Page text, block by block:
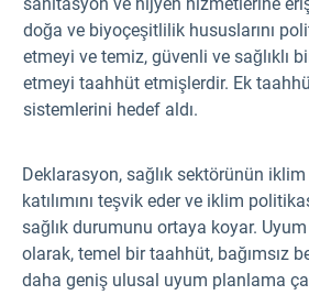
doğa ve biyoçeşitlilik hususlarını
etmeyi ve temiz, güvenli ve sağlıklı
etmeyi taahhüt etmişlerdir. Ek
sistemlerini hedef aldı.
Deklarasyon, sağlık sektörünün
katılımını teşvik eder ve iklim
sağlık durumunu ortaya koyar.
olarak, temel bir taahhüt, bağımsız
daha geniş ulusal uyum planlama